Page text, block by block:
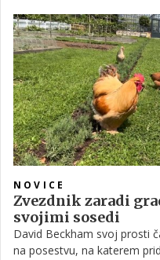
časom. Govorimo o Hotelu
trgovec z vinom Alojz
priljubljene izletniške točke
hotel nahaja zdaj in kakšna
NOVICE
Zvezdnik zaradi
svojimi sosedi
David Beckham svoj prosti
na posestvu, na katerem